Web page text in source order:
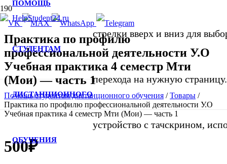
ПОМОЩЬ
СТУДЕНТАМ
ДИСТАНЦИОННОГО
ОБУЧЕНИЯ
стрелки вверх и вниз для
перехода на нужную
устройство с тачскрином,
Практика по профилю
профессиональной деятельности У.О
Учебная практика 4 семестр Мти
(Мои) — часть 1
Помощь студентам дистанционного обучения /Товары /
Практика по профилю профессиональной деятельности У.О
Учебная практика 4 семестр Мти (Мои) — часть 1
500₽